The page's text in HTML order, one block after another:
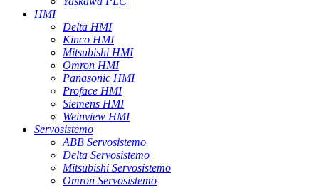
HMI
Delta HMI
Kinco HMI
Mitsubishi HMI
Omron HMI
Panasonic HMI
Proface HMI
Siemens HMI
Weinview HMI
Servosistemo
ABB Servosistemo
Delta Servosistemo
Mitsubishi Servosistemo
Omron Servosistemo